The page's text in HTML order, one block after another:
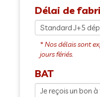
Délai de
BAT